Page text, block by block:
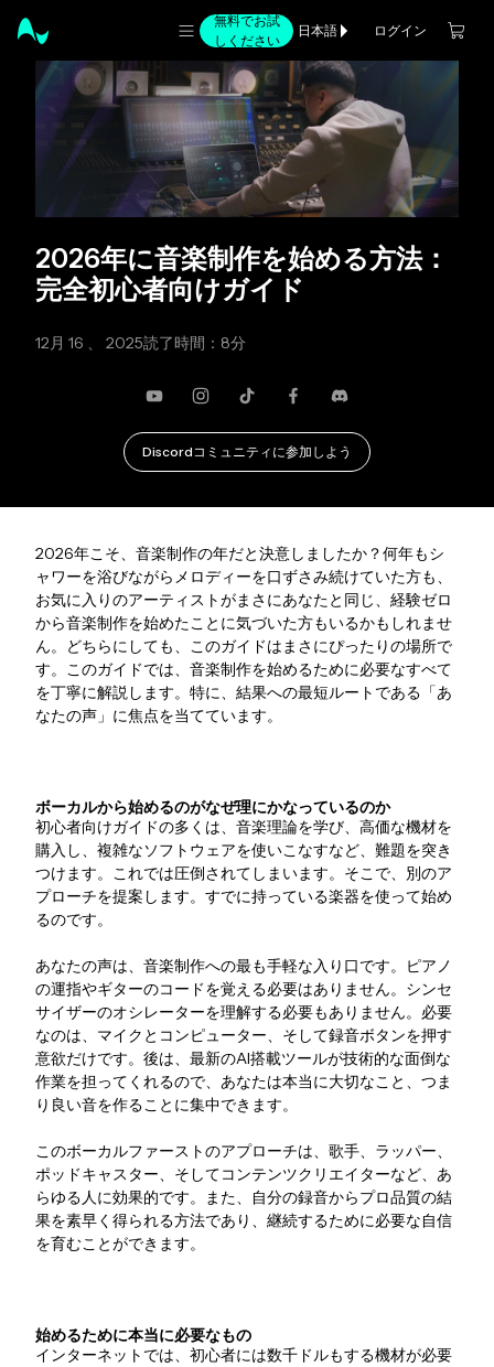
無料でお試
しください
日本語 ログイン
2026年に音楽制作を始める方法：
完全初心者向けガイド
12月 16 、 2025読了時間：8分
YouTubeInstagram
TikTokFacebook
不和
Discordコミュニティに参加しよう
2026年こそ、音楽制作の年だと決意しましたか？何年もシ
ャワーを浴びながらメロディーを口ずさみ続けていた方も、
お気に入りのアーティストがまさにあなたと同じ、経験ゼロ
から音楽制作を始めたことに気づいた方もいるかもしれませ
ん。どちらにしても、このガイドはまさにぴったりの場所で
す。このガイドでは、音楽制作を始めるために必要なすべて
を丁寧に解説します。特に、結果への最短ルートである「あ
なたの声」に焦点を当てています。
ボーカルから始めるのがなぜ理にかなっているのか
初心者向けガイドの多くは、音楽理論を学び、高価な機材を
購入し、複雑なソフトウェアを使いこなすなど、難題を突き
つけます。これでは圧倒されてしまいます。そこで、別のア
プローチを提案します。すでに持っている楽器を使って始め
るのです。
あなたの声は、音楽制作への最も手軽な入り口です。ピアノ
の運指やギターのコードを覚える必要はありません。シンセ
サイザーのオシレーターを理解する必要もありません。必要
なのは、マイクとコンピューター、そして録音ボタンを押す
意欲だけです。後は、最新のAI搭載ツールが技術的な面倒な
作業を担ってくれるので、あなたは本当に大切なこと、つま
り良い音を作ることに集中できます。
このボーカルファーストのアプローチは、歌手、ラッパー、
ポッドキャスター、そしてコンテンツクリエイターなど、あ
らゆる人に効果的です。また、自分の録音からプロ品質の結
果を素早く得られる方法であり、継続するために必要な自信
を育むことができます。
始めるために本当に必要なもの
インターネットでは、初心者には数千ドルもする機材が必要